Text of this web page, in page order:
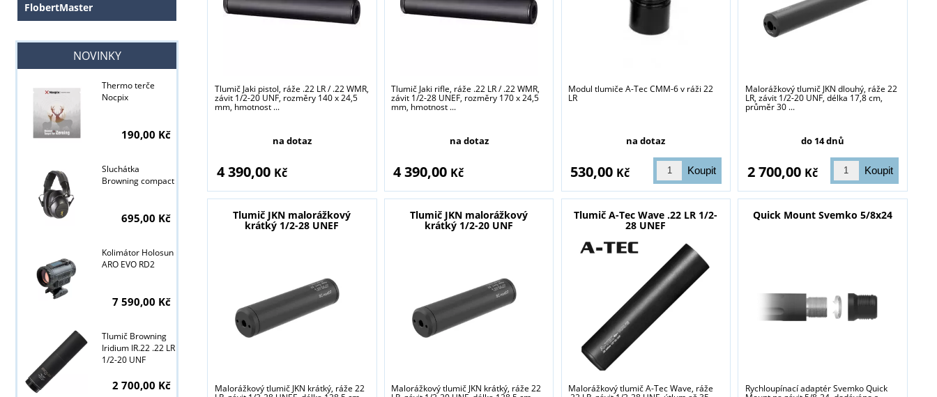
Tlumič Jaki pistol, ráže .22 LR / .22 WMR,
závit 1/2-20 UNF, rozměry 140 x 24,5
mm, hmotnost ...
na dotaz
4 390,00 Kč
Tlumič Jaki rifle, ráže .22 LR / .22 WMR,
závit 1/2-28 UNEF, rozměry 170 x 24,5
mm, hmotnost ...
na dotaz
4 390,00 Kč
Modul tlumiče A-Tec CMM-6 v ráži 22
LR
na dotaz
530,00 Kč
Malorážkový tlumič JKN dlouhý, ráže 22
LR, závit 1/2-20 UNF, délka 17,8 cm,
průměr 30 ...
do 14 dnů
2 700,00 Kč
Tlumič JKN malorážkový
krátký 1/2-28 UNEF
Malorážkový tlumič JKN krátký, ráže 22
Tlumič JKN malorážkový
krátký 1/2-20 UNF
Malorážkový tlumič JKN krátký, ráže 22
Tlumič A-Tec Wave .22 LR 1/2-
28 UNEF
Malorážkový tlumič A-Tec Wave, ráže
Quick Mount Svemko 5/8x24
Rychloupínací adaptér Svemko Quick
FlobertMaster
NOVINKY
Thermo terče
Nocpix
190,00 Kč
Sluchátka
Browning compact
695,00 Kč
Kolimátor Holosun
ARO EVO RD2
7 590,00 Kč
Tlumič Browning
Iridium IR.22 .22 LR
1/2-20 UNF
2 700,00 Kč
Tyto stránky jsou určeny pouze odborné veřejnosti od 18 let a podnikatelům v oblasti zbraně a
ANO NE